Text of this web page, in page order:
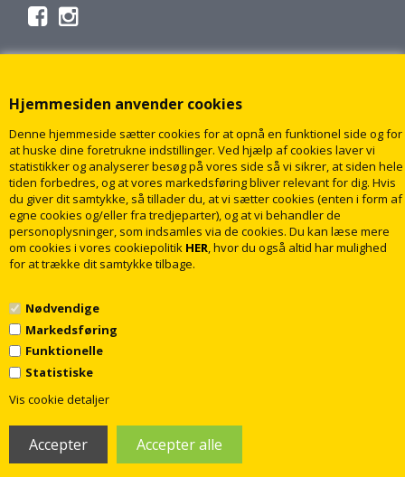
Hjemmesiden anvender cookies
Denne hjemmeside sætter cookies for at opnå en funktionel side og for
at huske dine foretrukne indstillinger. Ved hjælp af cookies laver vi
statistikker og analyserer besøg på vores side så vi sikrer, at siden hele
tiden forbedres, og at vores markedsføring bliver relevant for dig. Hvis
du giver dit samtykke, så tillader du, at vi sætter cookies (enten i form af
egne cookies og/eller fra tredjeparter), og at vi behandler de
personoplysninger, som indsamles via de cookies. Du kan læse mere
om cookies i vores cookiepolitik HER, hvor du også altid har mulighed
for at trække dit samtykke tilbage.
Nødvendige
Markedsføring
Funktionelle
Statistiske
Vis cookie detaljer© 2009 - 2018 rabatvvs.dk. Alle rettigheder forbeholdt
Webshop lavet af Dandodesign